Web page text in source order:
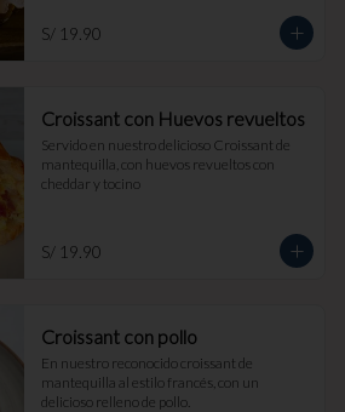
S/ 19.90
Croissant con Huevos revueltos
Servido en nuestro delicioso Croissant de
mantequilla, con huevos revueltos con
cheddar y tocino
S/ 19.90
Croissant con pollo
En nuestro reconocido croissant de
mantequilla al estilo francés, con un
delicioso relleno de pollo.